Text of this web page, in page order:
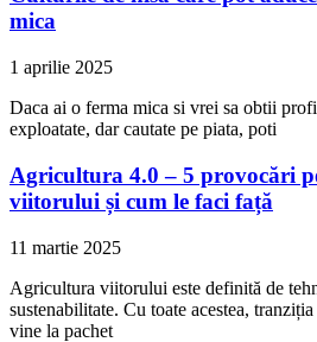
mica
1 aprilie 2025
Daca ai o ferma mica si vrei sa obtii
exploatate, dar cautate pe piata, poti
Agricultura 4.0 – 5 provocări
viitorului și cum le faci față
11 martie 2025
Agricultura viitorului este definită de
sustenabilitate. Cu toate acestea,
vine la pachet